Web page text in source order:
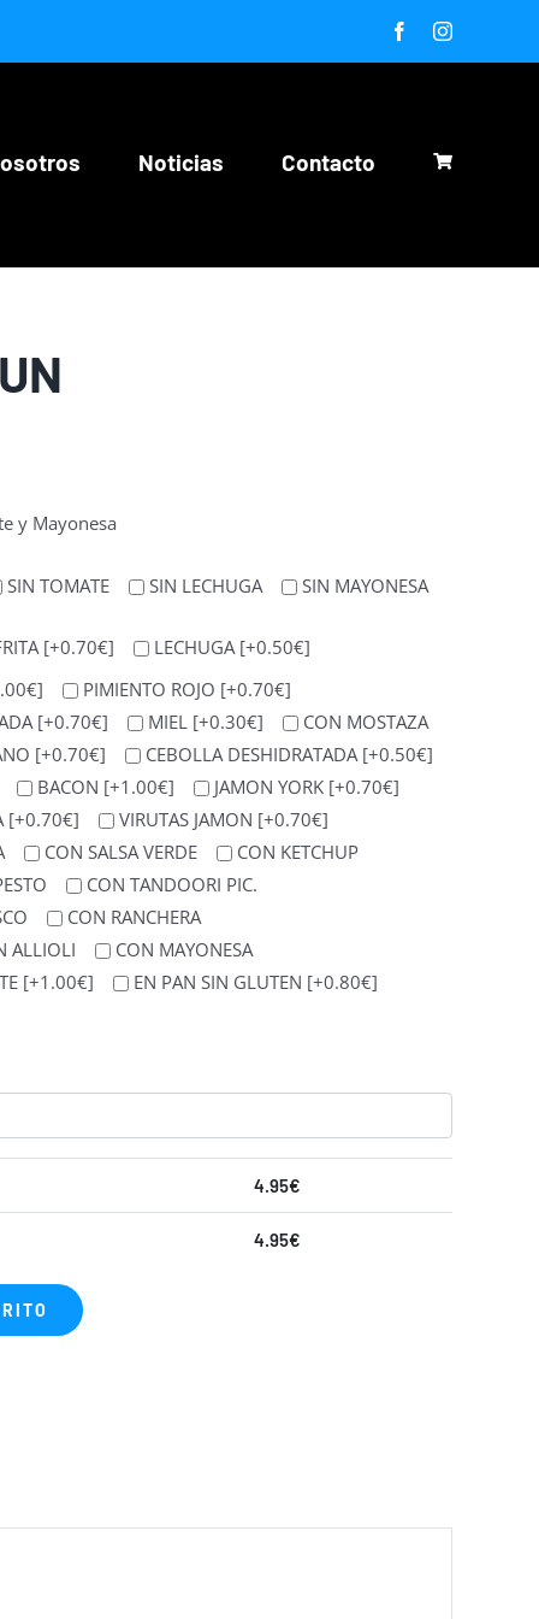
FacebookInstagram
Noticias Contacto
y Mayonesa
SIN TOMATE SIN LECHUGA SIN MAYONESA
[+0.70€] LECHUGA [+0.50€]
PIMIENTO ROJO [+0.70€]
[+0.70€] MIEL [+0.30€]
CON MOSTAZA
[+0.70€] CEBOLLA DESHIDRATADA [+0.50€]
BACON [+1.00€] JAMON YORK [+0.70€]
[+0.70€] VIRUTAS JAMON [+0.70€]
CON SALSA VERDE
CON KETCHUP
CON TANDOORI PIC.
CON RANCHERA
ALLIOLI
CON MAYONESA
[+1.00€] EN PAN SIN GLUTEN [+0.80€]
4.95€
4.95€